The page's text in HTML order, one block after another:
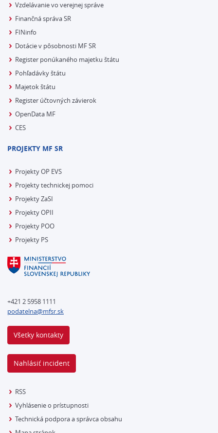
Vzdelávanie vo verejnej správe
Finančná správa SR
FINinfo
Dotácie v pôsobnosti MF SR
Register ponúkaného majetku štátu
Pohľadávky štátu
Majetok štátu
Register účtovných závierok
OpenData MF
CES
PROJEKTY MF SR
Projekty OP EVS
Projekty technickej pomoci
Projekty ZaSI
Projekty OPII
Projekty POO
Projekty PS
+421 2 5958 1111
podatelna@mfsr.sk
Všetky kontakty
Nahlásiť incident
RSS
Vyhlásenie o prístupnosti
Technická podpora a správca obsahu